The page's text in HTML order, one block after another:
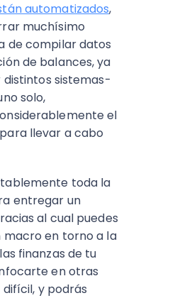
automatizados,
muchísimo
de compilar datos
de balances, ya
sistemas-
solo,
el
llevar a cabo
toda la
entregar un
al cual puedes
macro en torno a la
finanzas de tu
en otras
y podrás